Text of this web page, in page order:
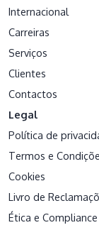
Internacional
Carreiras
Serviços
Clientes
Contactos
Legal
Política de
Termos e
Cookies
Livro de
Ética e Compliance